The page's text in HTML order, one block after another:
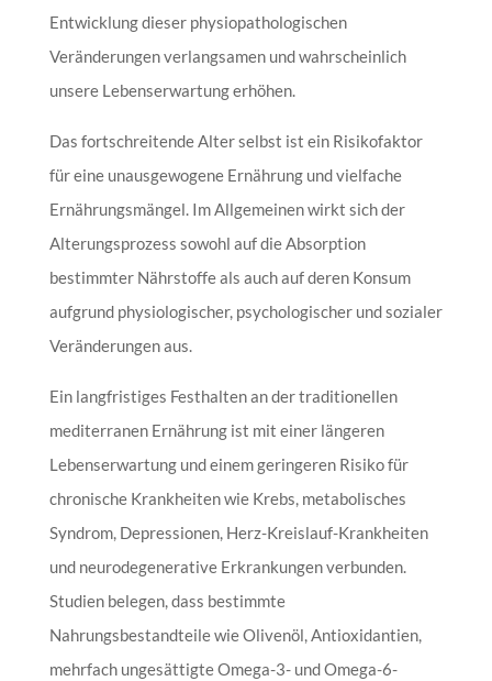
Entwicklung dieser physiopathologischen
Veränderungen verlangsamen und wahrscheinlich
unsere Lebenserwartung erhöhen.
Das fortschreitende Alter selbst ist ein Risikofaktor
für eine unausgewogene Ernährung und vielfache
Ernährungsmängel. Im Allgemeinen wirkt sich der
Alterungsprozess sowohl auf die Absorption
bestimmter Nährstoffe als auch auf deren Konsum
aufgrund physiologischer, psychologischer und sozialer
Veränderungen aus.
Ein langfristiges Festhalten an der traditionellen
mediterranen Ernährung ist mit einer längeren
Lebenserwartung und einem geringeren Risiko für
chronische Krankheiten wie Krebs, metabolisches
Syndrom, Depressionen, Herz-Kreislauf-Krankheiten
und neurodegenerative Erkrankungen verbunden.
Studien belegen, dass bestimmte
Nahrungsbestandteile wie Olivenöl, Antioxidantien,
mehrfach ungesättigte Omega-3- und Omega-6-